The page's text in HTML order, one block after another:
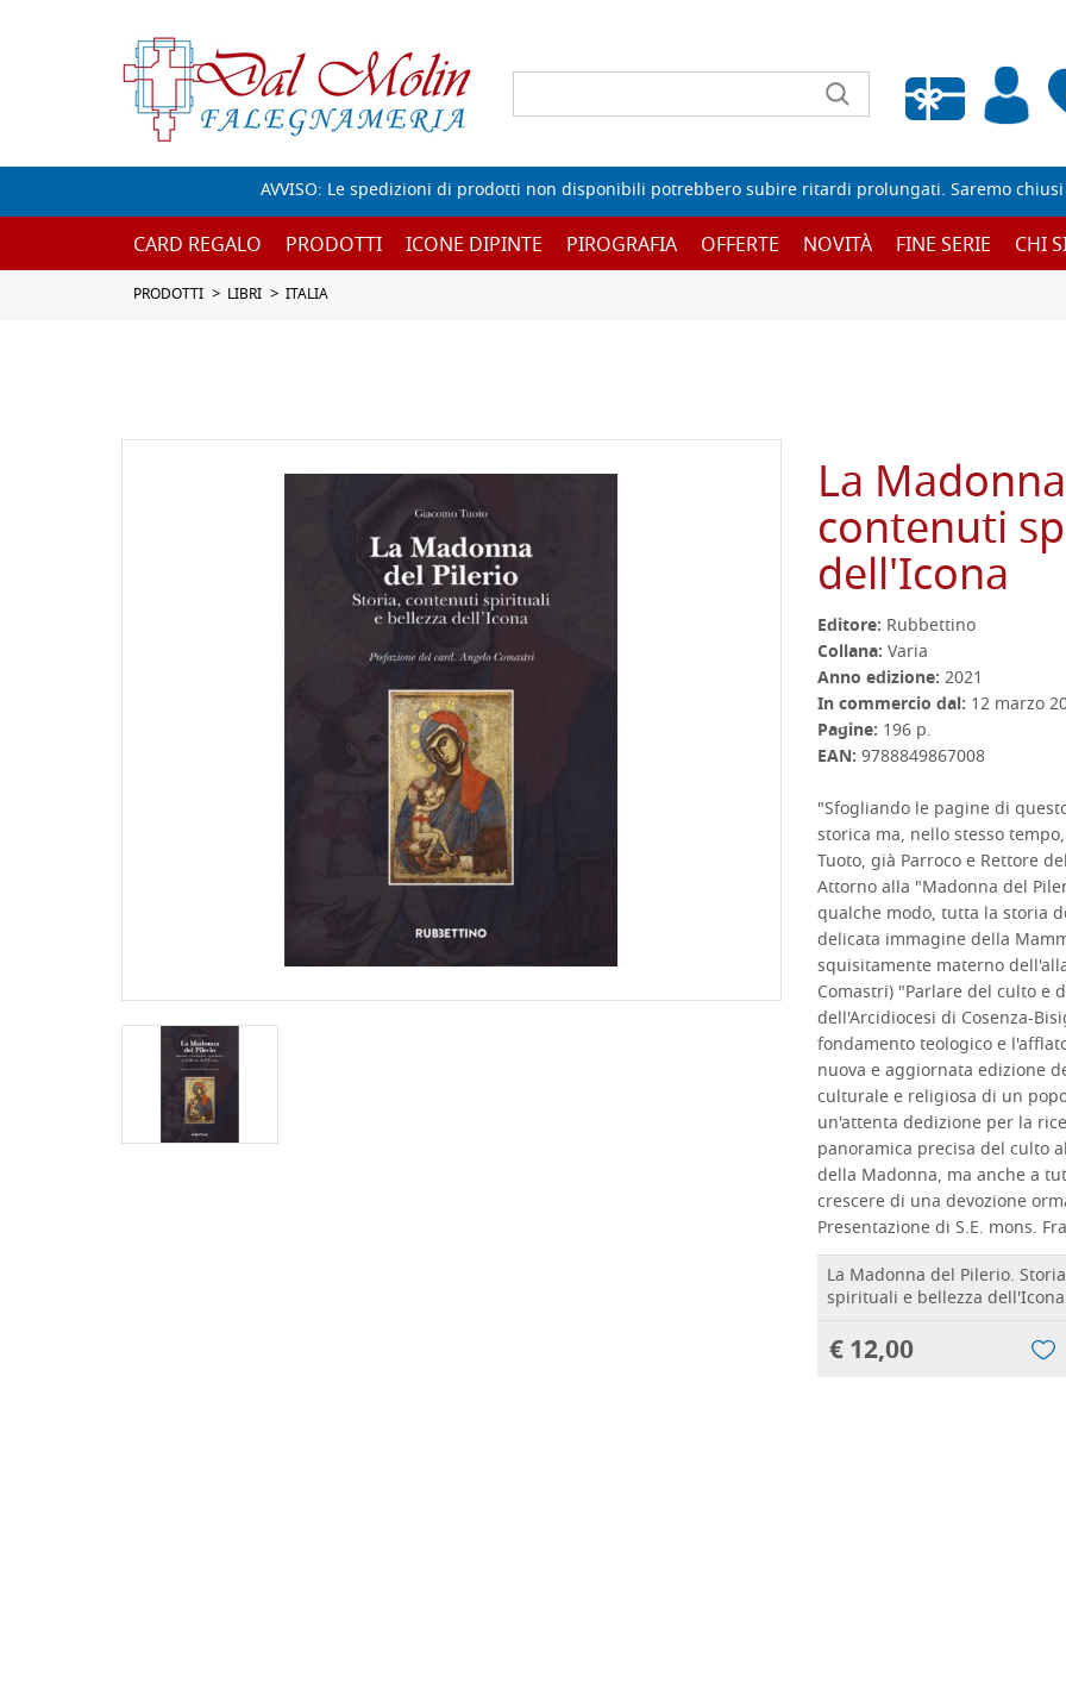
Wishlist vuota
AVVISO: Le spedizioni di prodotti non disponibili potrebbero subire ritardi prolungati. Saremo
CARD REGALO PRODOTTI ICONE DIPINTE PIROGRAFIA OFFERTE NOVITÀ FINE SERIE CHI
PRODOTTI LIBRI ITALIA
La
contenuti
dell'Icona
Editore: Rubbettino
Collana: Varia
Anno edizione: 2021
In commercio dal: 12 marzo
Pagine: 196 p.
EAN: 9788849867008
"Sfogliando le pagine di
storica ma, nello stesso
Tuoto, già Parroco e Rettore
Attorno alla "Madonna del
qualche modo, tutta la storia
delicata immagine della
squisitamente materno
Comastri) "Parlare del culto e
dell'Arcidiocesi di Cosenza-
fondamento teologico e
nuova e aggiornata edizione
culturale e religiosa di un
un'attenta dedizione per la
panoramica precisa del culto
della Madonna, ma anche a
crescere di una devozione
Presentazione di S.E. mons.
La Madonna del Pilerio.
spirituali e bellezza dell'Icona
€ 12,00